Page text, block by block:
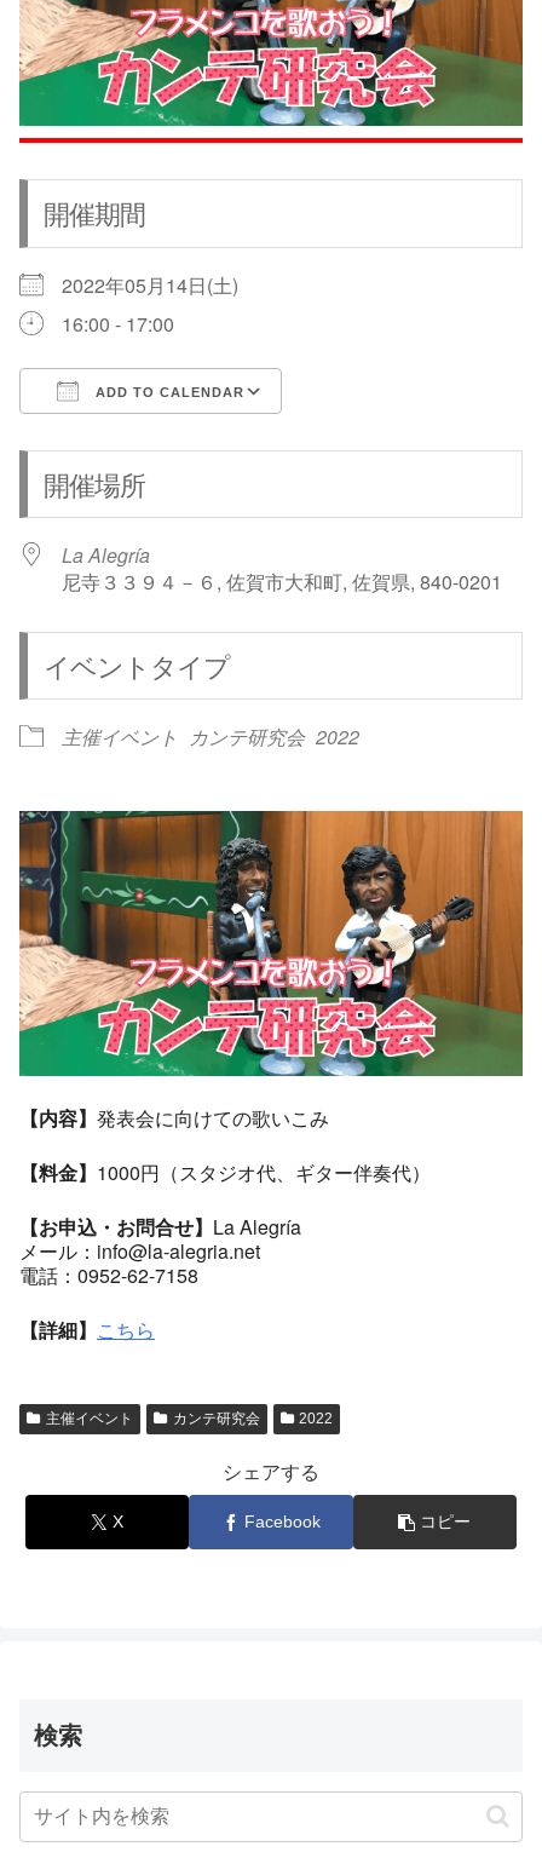
開催期間
2022年05月14日(土)
16:00 - 17:00
ADD TO CALENDAR
開催場所
La Alegría
尼寺３３９４－６, 佐賀市大和町, 佐賀県, 840-0201
イベントタイプ
主催イベント カンテ研究会 2022
【内容】 発表会に向けての歌いこみ
【料金】 1000円（スタジオ代、ギター伴奏代）
【お申込・お問合せ】 La Alegría
メール：info@la-alegria.net
電話：0952-62-7158
【詳細】 こちら
主催イベント カンテ研究会 2022
シェアする
X Facebook コピー
検索